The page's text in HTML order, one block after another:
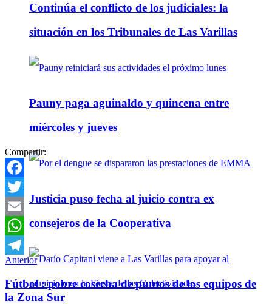
Continúa el conflicto de los judiciales: la
situación en los Tribunales de Las Varillas
Pauny paga aguinaldo y quincena entre
miércoles y jueves
Justicia puso fecha al juicio contra ex
consejeros de la Cooperativa
Compartir:
Facebook
Twitter
Email
WhatsApp
Telegram
Anterior
Fútbol : pobre cosecha de puntos de los equipos de
la Zona Sur